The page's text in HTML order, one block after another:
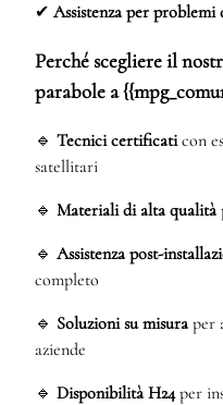
✔ Assistenza per problemi
Perché scegliere il
parabole a
🔹 Tecnici certificaticon
satellitari
🔹 Materiali di alta qualità
🔹 Assistenza post-
completo
🔹 Soluzioni su misuraper
aziende
🔹 Disponibilità H24per